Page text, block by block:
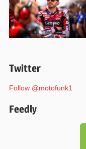
Twitter
Follow @motofunk1
Feedly